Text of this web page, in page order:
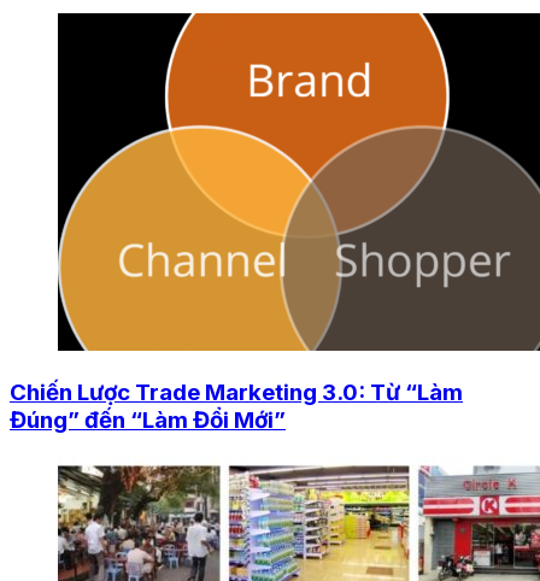
Chiến Lược Trade Marketing 3.0: Từ “Làm
Đúng” đến “Làm Đổi Mới”